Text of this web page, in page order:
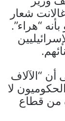
شعار
“هراء”.
أن “الآلاف
لا
من قطاع